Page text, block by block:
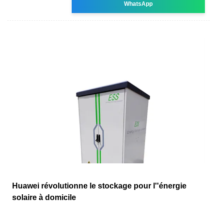
WhatsApp
Huawei révolutionne le stockage pour l''énergie
solaire à domicile